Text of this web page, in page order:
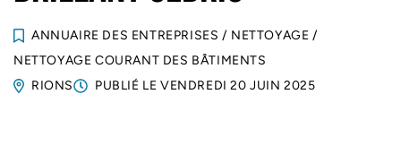
ANNUAIRE DES ENTREPRISES / NETTOYAGE /
NETTOYAGE COURANT DES BÂTIMENTS
RIONS
PUBLIÉ LE VENDREDI 20 JUIN 2025